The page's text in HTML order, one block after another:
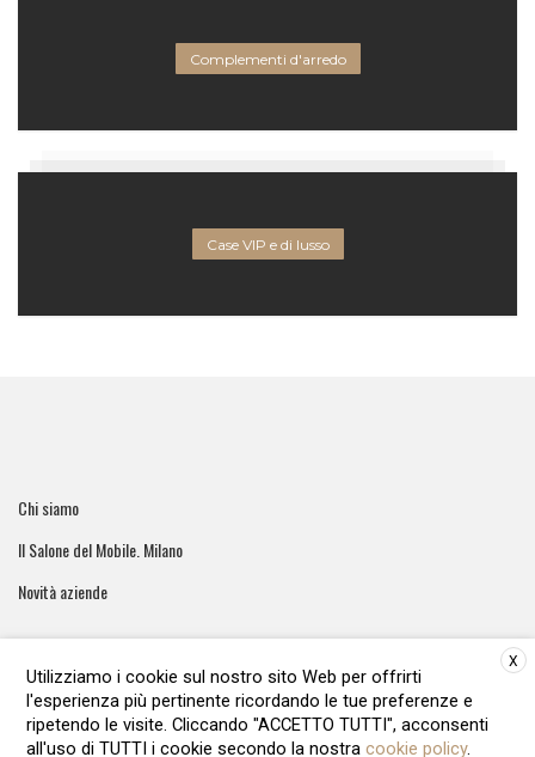
Complementi d'arredo
Case VIP e di lusso
Chi siamo
Il Salone del Mobile. Milano
Novità aziende
ArreCasa e' una testata giornalistica registrata al tribunale di
Roma - Numero 51/2016 Direttore responsabile: Raffaella Roani
X
Utilizziamo i cookie sul nostro sito Web per offrirti
l'esperienza più pertinente ricordando le tue preferenze e
ripetendo le visite. Cliccando "ACCETTO TUTTI", acconsenti
all'uso di TUTTI i cookie secondo la nostra cookie policy.